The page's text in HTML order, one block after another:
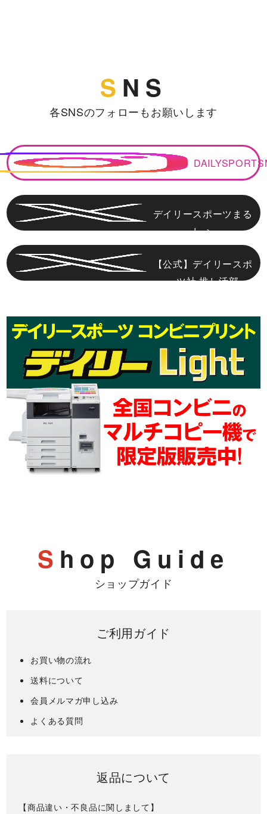
S NS
各SNSのフォローもお願いします
デイリースポーツまる
しぇ
【公式】デイリースポ
ーツ社 推し活部
S hop Guide
ショップガイド
ご利用ガイド
お買い物の流れ
送料について
会員メルマガ申し込み
よくある質問
返品について
【商品違い・不良品に関しまして】